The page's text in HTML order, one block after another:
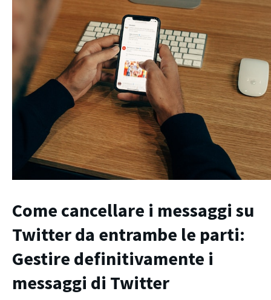
Come cancellare i messaggi su
Twitter da entrambe le parti:
Gestire definitivamente i
messaggi di Twitter